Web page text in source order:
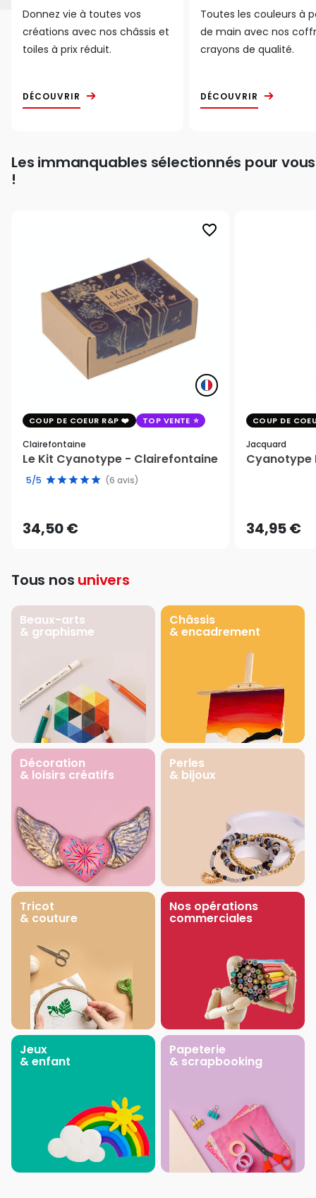
Donnez vie à toutes vos
créations avec nos châssis et
toiles à prix réduit.
DÉCOUVRIR
Toutes les couleurs à
de main avec nos
crayons de qualité.
DÉCOUVRIR
Les immanquables sélectionnés pour vous
!
favorite_border
COUP DE COEUR R&P TOP VENTE
Clairefontaine
Le Kit Cyanotype - Clairefontaine
5/5 (6 avis)
34,50 €
COUP DE
Jacquard
Cyanotype
34,95 €
Tous nos univers
Beaux-arts
& graphisme
Châssis
& encadrement
Décoration
& loisirs créatifs
Perles
& bijoux
Tricot
& couture
Nos opérations
commerciales
Jeux
& enfant
Papeterie
& scrapbooking